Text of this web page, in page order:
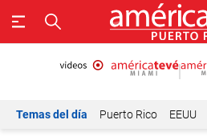
Temas del día Puerto Rico EEUU